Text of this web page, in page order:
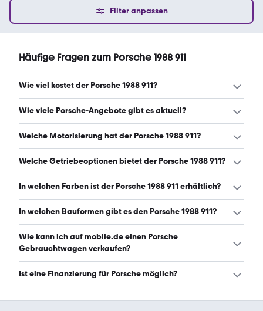
Filter anpassen
Häufige Fragen zum Porsche 1988 911
Wie viel kostet der Porsche 1988 911?
Ein guter Preis für einen Porsche 1988 911 liegt zwischen
Wie viele Porsche-Angebote gibt es aktuell?
Es gibt insgesamt 40 Porsche bei mobile.de, davon 40
Welche Motorisierung hat der Porsche 1988 911?
Der Porsche 1988 911 hat Leistungen zwischen 216 und
Welche Getriebeoptionen bietet der Porsche 1988 911?
Der Porsche 1988 911 ist mit manuellem Getriebe
In welchen Farben ist der Porsche 1988 911 erhältlich?
Den Porsche 1988 911 gibt es in folgenden Farben:
häufigste Farbe ist schwarz. (Stand: 9.8.2026)
In welchen Bauformen gibt es den Porsche 1988 911?
Den Porsche 1988 911 gibt es in folgenden Bauformen:
Cabrio. (Stand: 9.8.2026)
Wie kann ich auf mobile.de einen Porsche
Gebrauchtwagen verkaufen?
Alle Informationen zum Verkauf an mobile.de-
Ist eine Finanzierung für Porsche möglich?